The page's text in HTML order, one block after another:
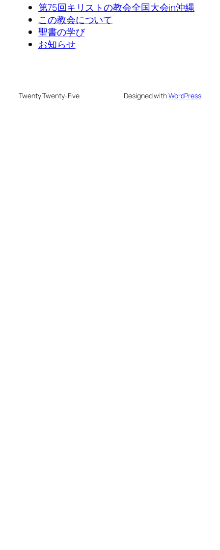
第75回キリストの教会全国大会in沖縄
この教会について
聖書の学び
お知らせ
Twenty Twenty-Five Designed withWordPress